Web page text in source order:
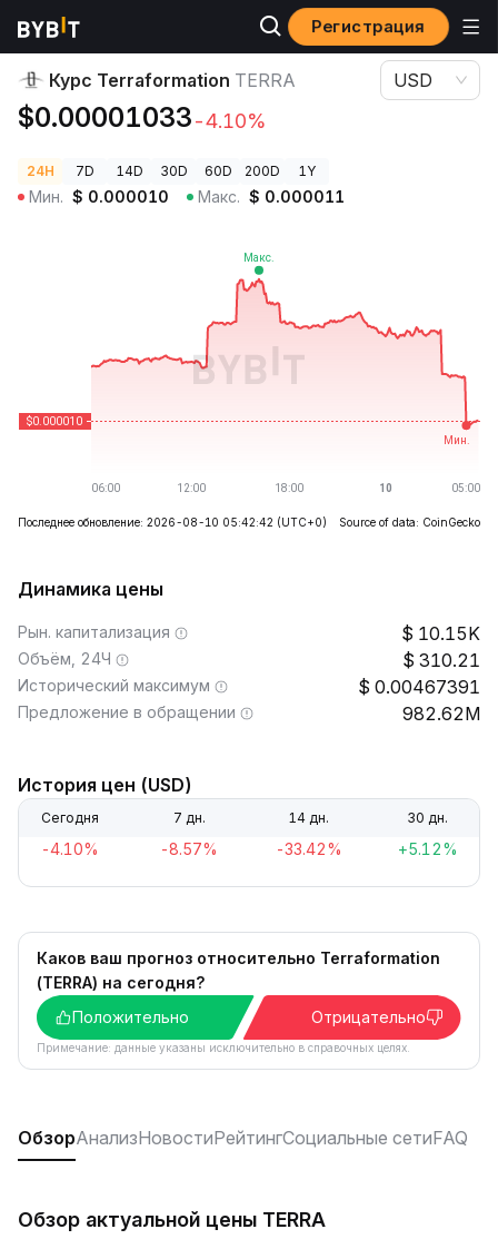
Регистрация
Цены криптовалют Курс Terraformation TERRA
Курс Terraformation TERRA
$0.00001033-4.10%
USD
24H 7D 14D 30D 60D 200D 1Y
Мин. $ 0.000010 Макс. $ 0.000011
Последнее обновление: 2026-08-10 05:42:42 (UTC+0) Source of data: CoinGecko
Динамика цены
Рын. капитализация 10.15K
Объём, 24Ч 310.21
Исторический максимум 0.00467391
Предложение в обращении 982.62M
История цен (USD)
Сегодня 7 дн. 14 дн. 30 дн.
-4.10% -8.57% -33.42% +5.12%
Каков ваш прогноз относительно Terraformation
(TERRA) на сегодня?
Положительно
Отрицательно
Примечание: данные указаны исключительно в справочных целях.
ОбзорАнализНовостиРейтингСоциальные сетиFAQ
Обзор актуальной цены TERRA